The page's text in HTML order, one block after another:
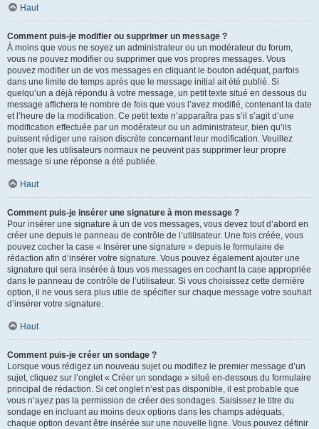
Haut
Comment puis-je modifier ou supprimer un message ?
À moins que vous ne soyez un administrateur ou un modérateur du forum,
vous ne pouvez modifier ou supprimer que vos propres messages. Vous
pouvez modifier un de vos messages en cliquant le bouton adéquat, parfois
dans une limite de temps après que le message initial ait été publié. Si
quelqu’un a déjà répondu à votre message, un petit texte situé en dessous du
message affichera le nombre de fois que vous l’avez modifié, contenant la date
et l’heure de la modification. Ce petit texte n’apparaîtra pas s’il s’agit d’une
modification effectuée par un modérateur ou un administrateur, bien qu’ils
puissent rédiger une raison discrète concernant leur modification. Veuillez
noter que les utilisateurs normaux ne peuvent pas supprimer leur propre
message si une réponse a été publiée.
Haut
Comment puis-je insérer une signature à mon message ?
Pour insérer une signature à un de vos messages, vous devez tout d’abord en
créer une depuis le panneau de contrôle de l’utilisateur. Une fois créée, vous
pouvez cocher la case « Insérer une signature » depuis le formulaire de
rédaction afin d’insérer votre signature. Vous pouvez également ajouter une
signature qui sera insérée à tous vos messages en cochant la case appropriée
dans le panneau de contrôle de l’utilisateur. Si vous choisissez cette dernière
option, il ne vous sera plus utile de spécifier sur chaque message votre souhait
d’insérer votre signature.
Haut
Comment puis-je créer un sondage ?
Lorsque vous rédigez un nouveau sujet ou modifiez le premier message d’un
sujet, cliquez sur l’onglet « Créer un sondage » situé en-dessous du formulaire
principal de rédaction. Si cet onglet n’est pas disponible, il est probable que
vous n’ayez pas la permission de créer des sondages. Saisissez le titre du
sondage en incluant au moins deux options dans les champs adéquats,
chaque option devant être insérée sur une nouvelle ligne. Vous pouvez définir